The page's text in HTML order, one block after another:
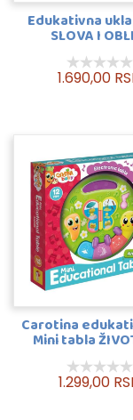
Edukativna
SLOVA I
1.690,00
Carotina
Mini tabla
1.299,00